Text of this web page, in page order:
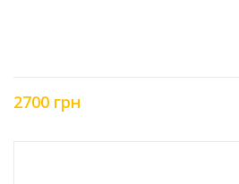
2700 грн